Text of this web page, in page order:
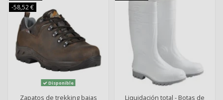
-58,52 €
Disponible
Zapatos de trekking bajas
Liquidación total - Botas de